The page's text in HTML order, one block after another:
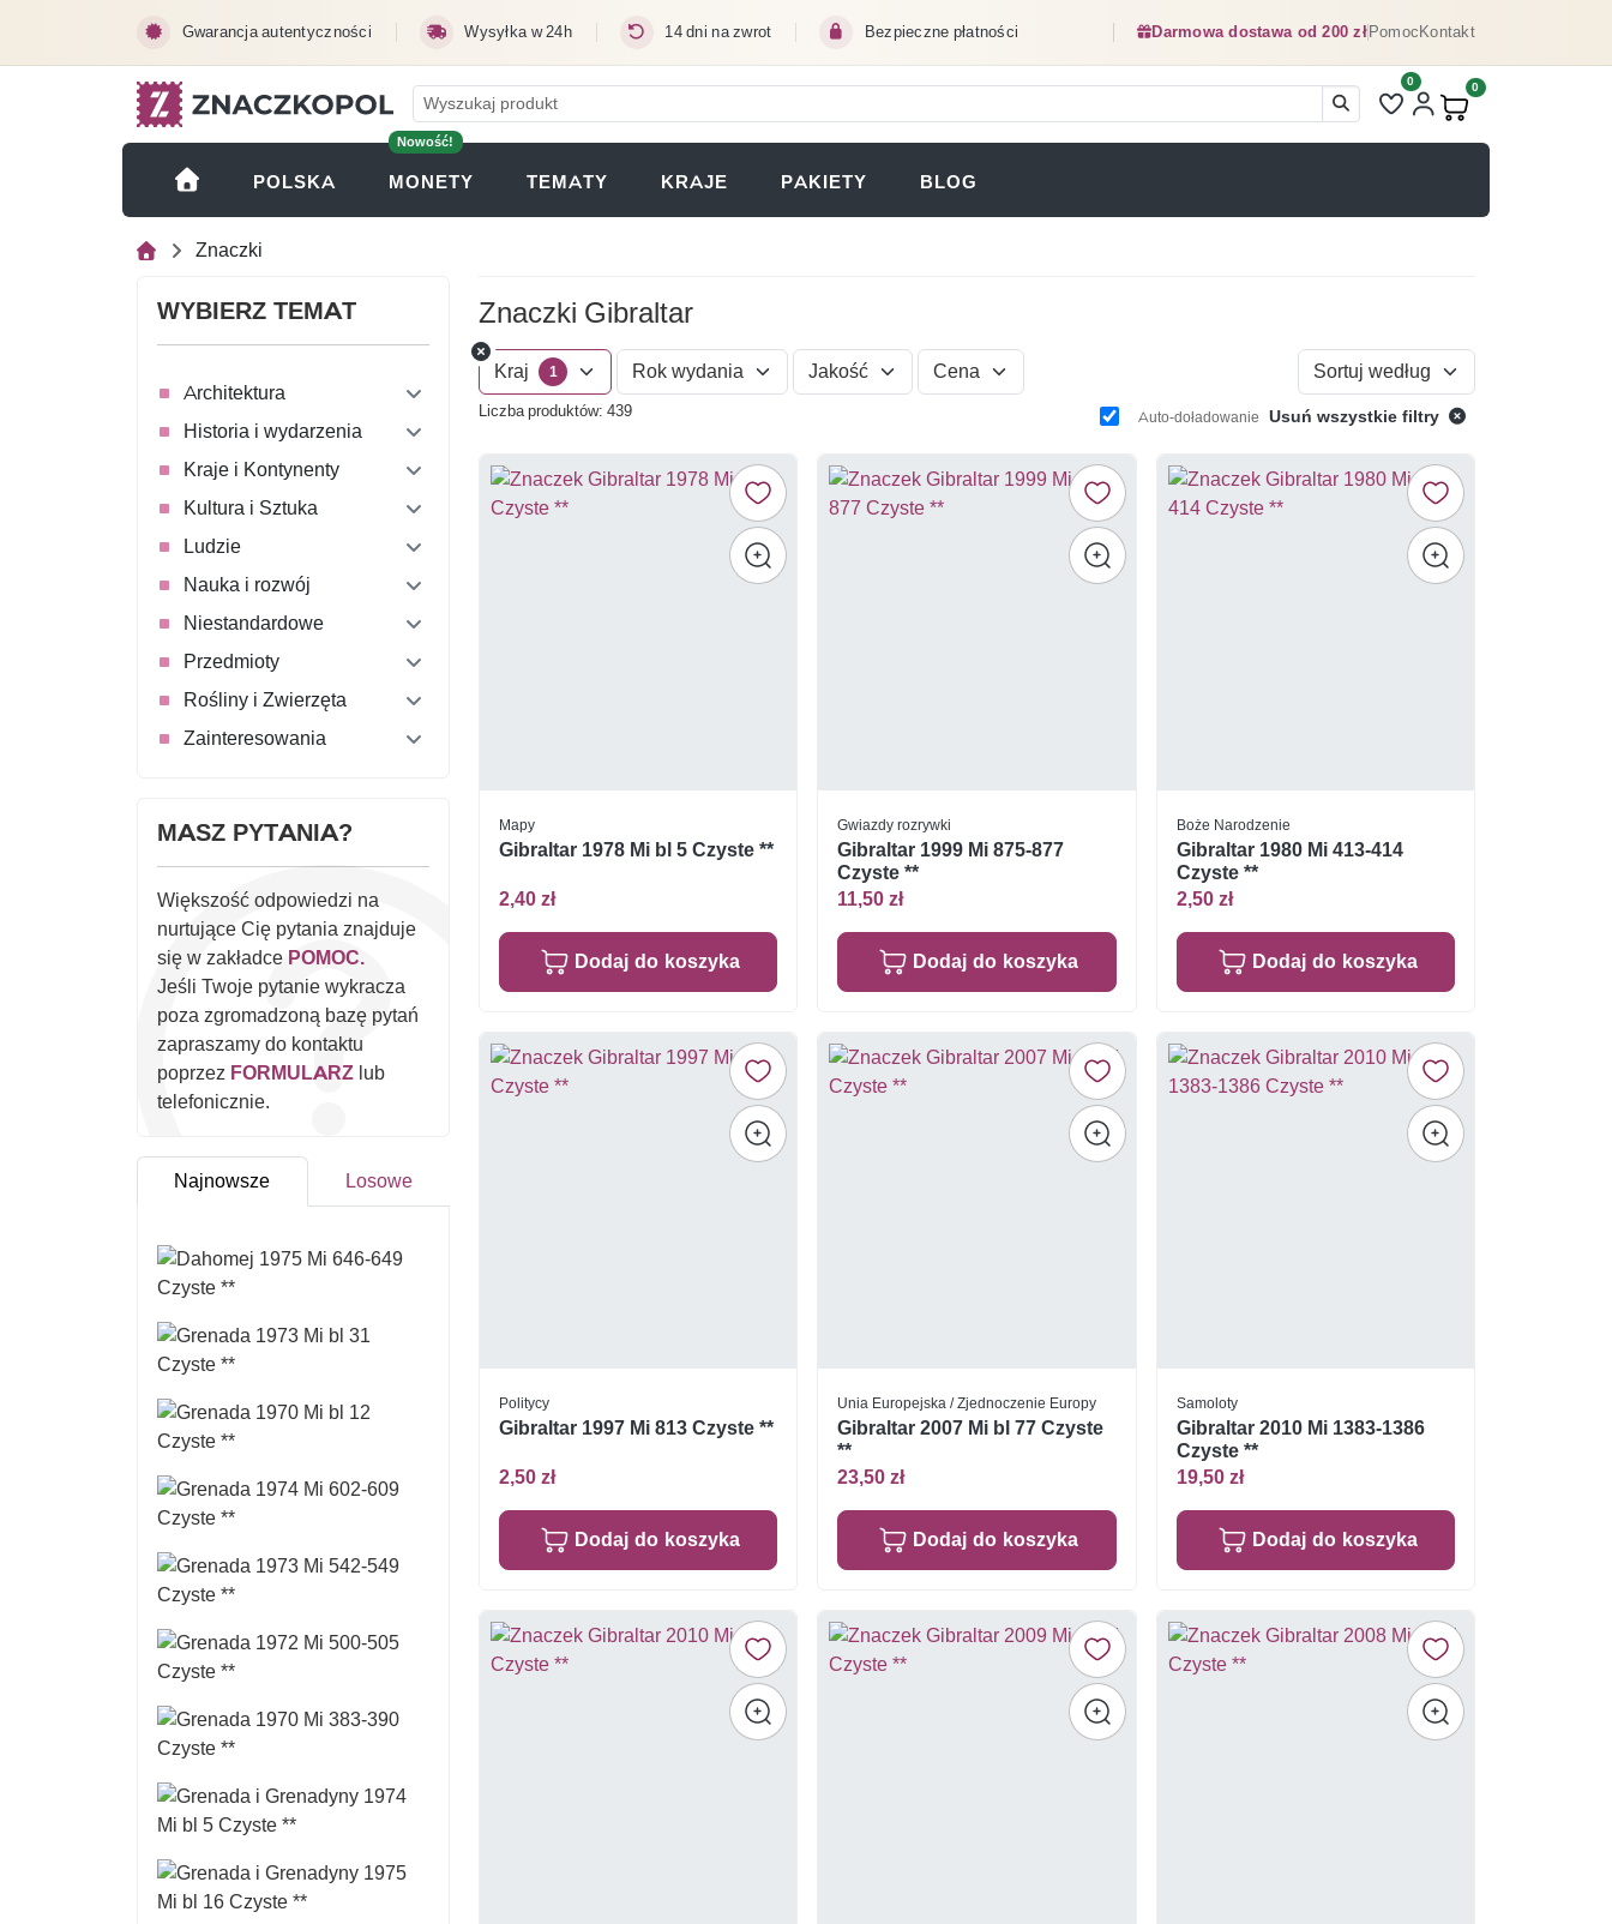
Gwarancja autentyczności Wysyłka w 24h 14 dni na zwrot Bezpieczne płatności Darmowa dostawa od 200 złPomocKontakt
Liczba pozycji na liście
0
Produkty w koszyku:
0
POLSKA
Nowość!
MONETY (OTWIERA SIĘ W NOWEJ KARCIE)
TEMATY KRAJE PAKIETY BLOG
Znaczki
WYBIERZ TEMAT
Architektura
Historia i wydarzenia
Kraje i Kontynenty
Kultura i Sztuka
Ludzie
Nauka i rozwój
Niestandardowe
Przedmioty
Rośliny i Zwierzęta
Zainteresowania
MASZ PYTANIA?
Większość odpowiedzi na
nurtujące Cię pytania znajduje
się w zakładce POMOC.
Jeśli Twoje pytanie wykracza
poza zgromadzoną bazę pytań
zapraszamy do kontaktu
poprzez FORMULARZ lub
telefonicznie.
Najnowsze Losowe
Znaczki Gibraltar
Kraj 1 Rok wydania Jakość Cena Sortuj według
Liczba produktów: 439 Auto-doładowanie Usuń wszystkie filtry
Mapy
Gibraltar 1978 Mi bl 5 Czyste **
2,40 zł
Dodaj do koszyka
Gwiazdy rozrywki
Gibraltar 1999 Mi 875-877
Czyste **
11,50 zł
Dodaj do koszyka
Boże Narodzenie
Gibraltar 1980 Mi 413-414
Czyste **
2,50 zł
Dodaj do koszyka
Politycy
Gibraltar 1997 Mi 813 Czyste **
2,50 zł
Dodaj do koszyka
Unia Europejska / Zjednoczenie Europy
Gibraltar 2007 Mi bl 77 Czyste
**
23,50 zł
Dodaj do koszyka
Samoloty
Gibraltar 2010 Mi 1383-1386
Czyste **
19,50 zł
Dodaj do koszyka